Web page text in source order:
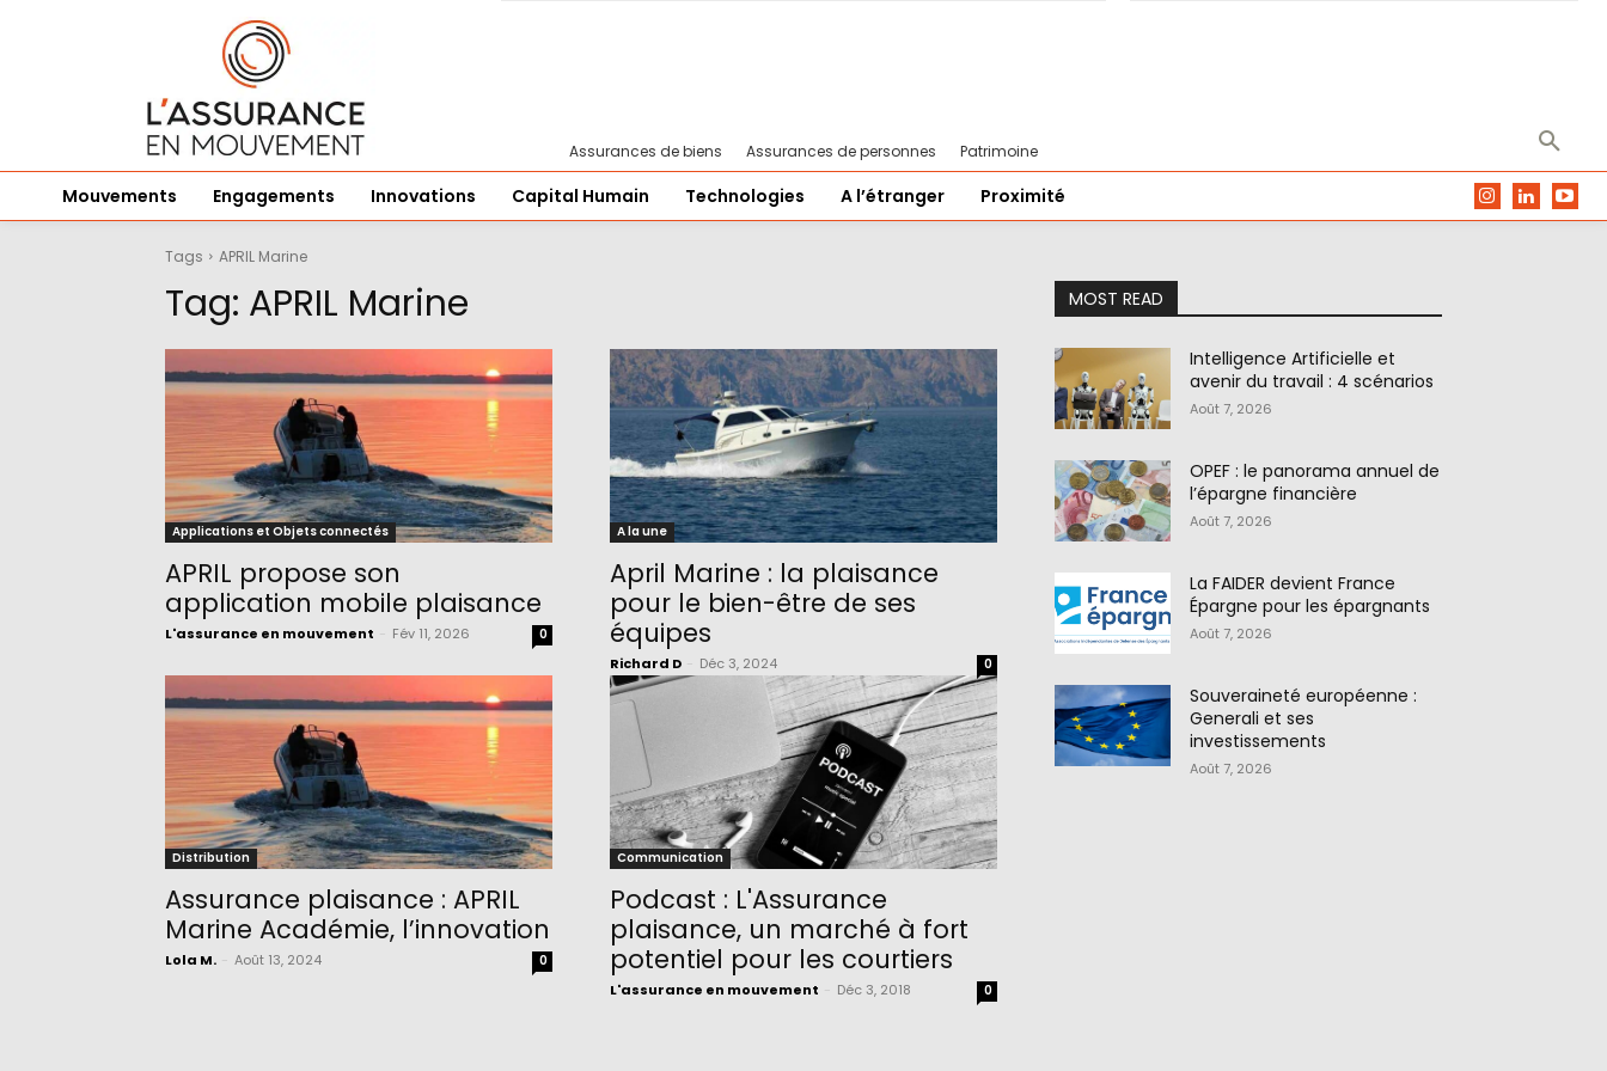
Assurances de biens Assurances de personnes Patrimoine
Mouvements Engagements Innovations Capital Humain Technologies A l’étranger Proximité
Tags APRIL Marine
Tag: APRIL Marine
Applications et Objets connectés
APRIL propose son
application mobile plaisance
L'assurance en mouvement Fév 11, 2026 0
A la une
April Marine : la plaisance
pour le bien-être de ses
équipes
Richard D Déc 3, 2024 0
Distribution
Assurance plaisance : APRIL
Marine Académie, l’innovation
Lola M. Août 13, 2024 0
Communication
Podcast : L'Assurance
plaisance, un marché à fort
potentiel pour les courtiers
L'assurance en mouvement Déc 3, 2018 0
MOST READ
Intelligence Artificielle et
avenir du travail : 4 scénarios
Août 7, 2026
OPEF : le panorama annuel de
l’épargne financière
Août 7, 2026
La FAIDER devient France
Épargne pour les épargnants
Août 7, 2026
Souveraineté européenne :
Generali et ses
investissements
Août 7, 2026